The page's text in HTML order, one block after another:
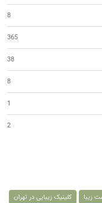
8
365
38
8
1
2
زیبا
کلینیک زیبایی در تهران